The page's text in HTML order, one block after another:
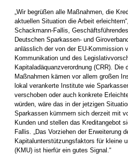
„Wir begrüßen alle Maßnahmen, die
aktuellen Situation die Arbeit
Schackmann-Fallis,
Deutschen Sparkassen- und
anlässlich der von der EU-Kommission
Kommunikation und des
Kapitaladäquanzverordnung (CRR). Die
Maßnahmen kämen vor allem großen
lokal verankerte Institute wie
verschoben oder auch konkrete
würden, wäre das in der jetzigen
Sparkassen kümmern sich derzeit mit
Kunden und stellen das Kreditangebot
Fallis. „Das Vorziehen der Erweiterung
Kapitalunterstützungsfaktors für kleine
(KMU) ist hierfür ein gutes Signal.“